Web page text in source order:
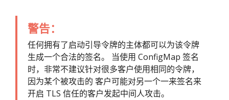
警告：
任何拥有了启动引导令牌的主体都可以为该令牌
生成一个合法的签名。 当使用 ConfigMap 签名
时，非常不建议针对很多客户使用相同的令牌，
因为某个被攻击的 客户可能对另一个一来签名来
开启 TLS 信任的客户发起中间人攻击。